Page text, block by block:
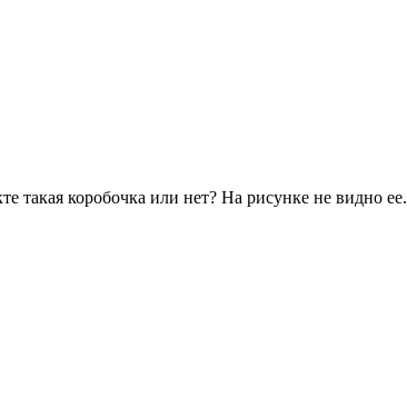
такая коробочка или нет? На рисунке не видно ее.